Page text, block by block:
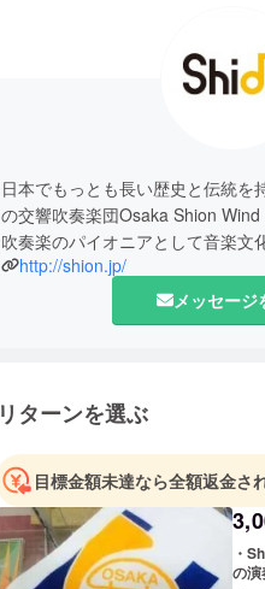
日本でもっとも長い歴史と伝統を
の交響吹奏楽団Osaka Shion Wind
http://shion.jp/
メッセージ
リターンを選ぶ
目標金額未達なら全額返金さ
・
の